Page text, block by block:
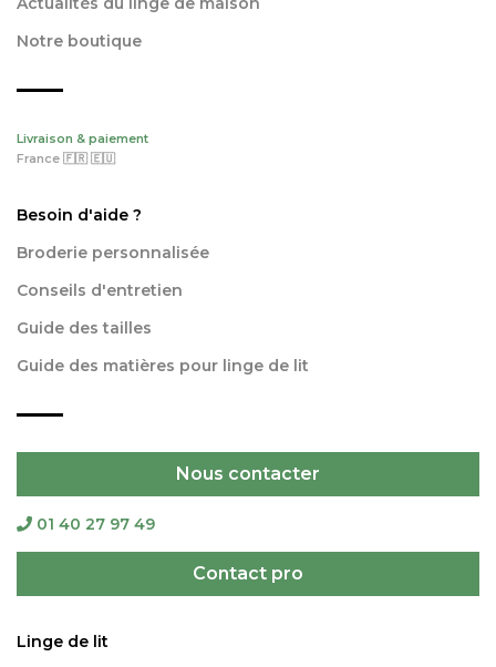
Notre boutique
Livraison & paiement
France 🇫🇷 🇪🇺
Besoin d'aide ?
Broderie personnalisée
Conseils d'entretien
Guide des tailles
Guide des matières pour linge de lit
Nous contacter
01 40 27 97 49
Contact pro
Linge de lit